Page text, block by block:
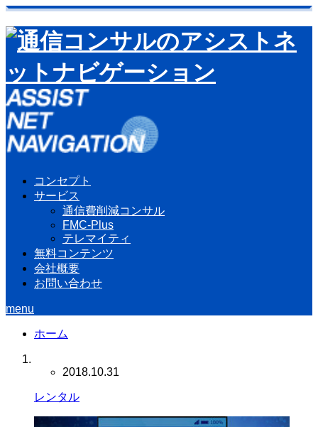
コンセプト
サービス
通信費削減コンサル
FMC-Plus
テレマイティ
無料コンテンツ
会社概要
お問い合わせ
menu
ホーム
2018.10.31
レンタル